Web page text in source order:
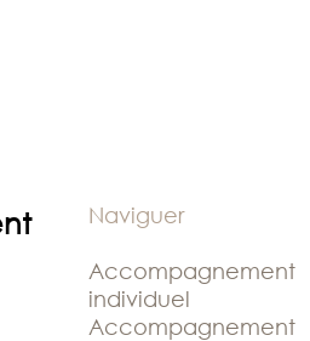
Naviguer
Accompagnement
individuel
Accompagnement